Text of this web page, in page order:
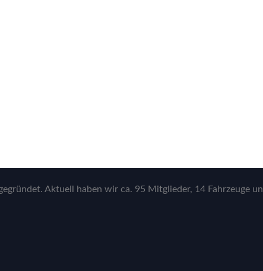
Aktuell haben wir ca. 95 Mitglieder, 14 Fahrzeuge